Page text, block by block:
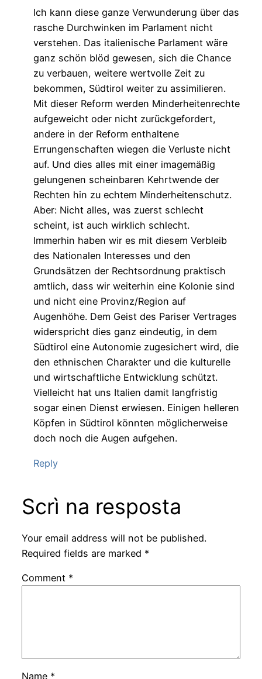
Ich kann diese ganze Verwunderung über das
rasche Durchwinken im Parlament nicht
verstehen. Das italienische Parlament wäre
ganz schön blöd gewesen, sich die Chance
zu verbauen, weitere wertvolle Zeit zu
bekommen, Südtirol weiter zu assimilieren.
Mit dieser Reform werden Minderheitenrechte
aufgeweicht oder nicht zurückgefordert,
andere in der Reform enthaltene
Errungenschaften wiegen die Verluste nicht
auf. Und dies alles mit einer imagemäßig
gelungenen scheinbaren Kehrtwende der
Rechten hin zu echtem Minderheitenschutz.
Aber: Nicht alles, was zuerst schlecht
scheint, ist auch wirklich schlecht.
Immerhin haben wir es mit diesem Verbleib
des Nationalen Interesses und den
Grundsätzen der Rechtsordnung praktisch
amtlich, dass wir weiterhin eine Kolonie sind
und nicht eine Provinz/Region auf
Augenhöhe. Dem Geist des Pariser Vertrages
widerspricht dies ganz eindeutig, in dem
Südtirol eine Autonomie zugesichert wird, die
den ethnischen Charakter und die kulturelle
und wirtschaftliche Entwicklung schützt.
Vielleicht hat uns Italien damit langfristig
sogar einen Dienst erwiesen. Einigen helleren
Köpfen in Südtirol könnten möglicherweise
doch noch die Augen aufgehen.
Reply
Scrì na resposta
Your email address will not be published.
Required fields are marked *
Comment *
Name *